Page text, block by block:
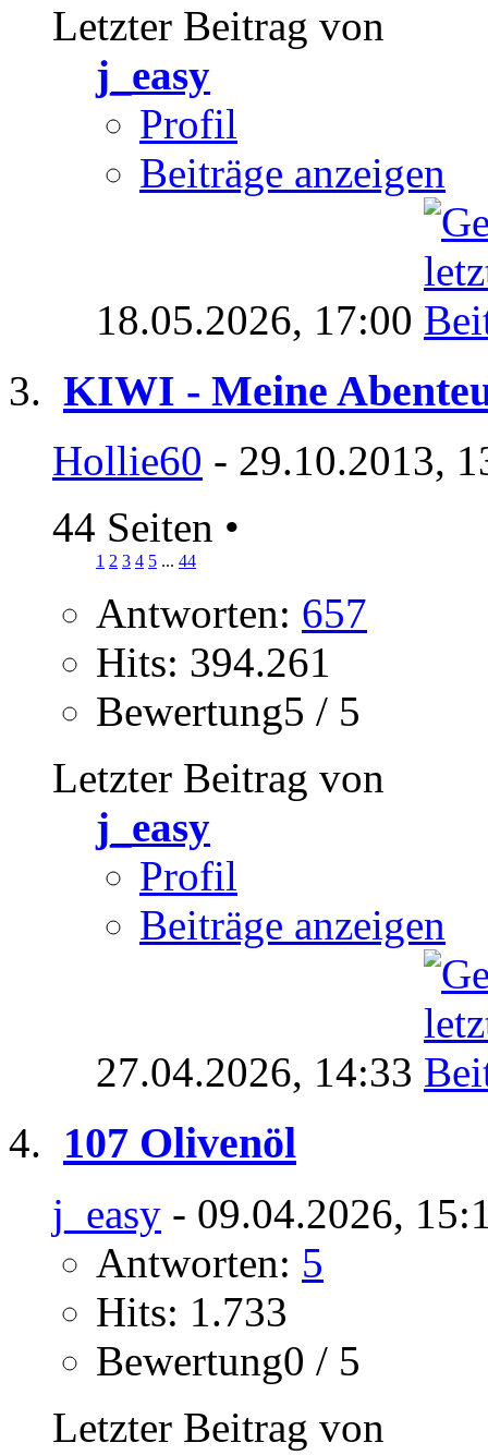
Letzter Beitrag von
j_easy
Profil
Beiträge anzeigen
18.05.2026, 17:00
KIWI - Meine
Hollie60 - 29.10.2013,
44 Seiten •
1 2 3 4 5 ... 44
Antworten: 657
Hits: 394.261
Bewertung5 / 5
Letzter Beitrag von
j_easy
Profil
Beiträge anzeigen
27.04.2026, 14:33
107 Olivenöl
j_easy - 09.04.2026,
Antworten: 5
Hits: 1.733
Bewertung0 / 5
Letzter Beitrag von